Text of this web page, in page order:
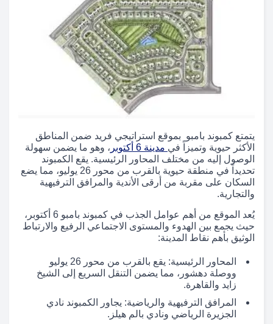
يتمتع كمبوند بامبو بموقع استراتيجي فريد ضمن المناطق
الأكثر حيوية وتميزاً في مدينة 6 أكتوبر
، وهو ما يضمن سهولة
الوصول إليه من مختلف المحاور الرئيسية. يقع الكمبوند
تحديداً في منطقة حيوية بالقرب من محور 26 يوليو، مما يضع
السكان على مقربة من أرقى الأندية والمرافق الترفيهية
والتجارية.
يُعد الموقع من أهم عوامل الجذب في كمبوند بامبو 6 أكتوبر،
حيث يجمع بين الهدوء والمستوى الاجتماعي الرفيع والارتباط
الوثيق بأهم نقاط المدينة:
المحاور الرئيسية: يقع بالقرب من محور 26 يوليو
ووصلة دهشور، مما يضمن التنقل السريع إلى الشيخ
زايد والقاهرة.
المرافق الترفيهية والرياضية: يجاور الكمبوند نادي
الجزيرة الرياضي ونادي بالم هيلز.